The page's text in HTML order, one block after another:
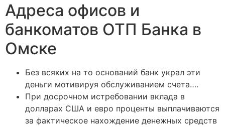
Адреса офисов и
банкоматов ОТП Банка в
Омске
Без всяких на то оснований банк украл эти
деньги мотивируя обслуживанием счета….
При досрочном истребовании вклада в
долларах США и евро проценты выплачиваются
за фактическое нахождение денежных средств